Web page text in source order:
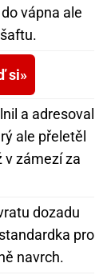
vápna ale
si
a adresoval
ale přeletěl
v zámezí za
dozadu
pro
navrch.